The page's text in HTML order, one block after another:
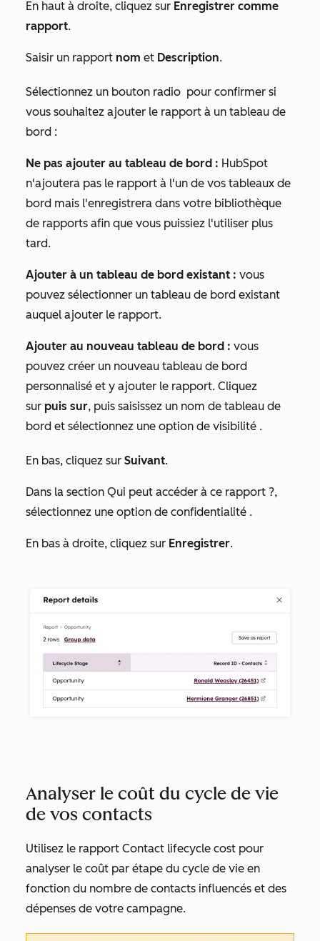
En haut à droite, cliquez sur Enregistrer comme
rapport.
Saisir un rapport nom et Description.
Sélectionnez un bouton radio pour confirmer si
vous souhaitez ajouter le rapport à un tableau de
bord :
Ne pas ajouter au tableau de bord : HubSpot
n'ajoutera pas le rapport à l'un de vos tableaux de
bord mais l'enregistrera dans votre bibliothèque
de rapports afin que vous puissiez l'utiliser plus
tard.
Ajouter à un tableau de bord existant : vous
pouvez sélectionner un tableau de bord existant
auquel ajouter le rapport.
Ajouter au nouveau tableau de bord : vous
pouvez créer un nouveau tableau de bord
personnalisé et y ajouter le rapport. Cliquez
sur puis sur, puis saisissez un nom de tableau de
bord et sélectionnez une option de visibilité .
En bas, cliquez sur Suivant.
Dans la section Qui peut accéder à ce rapport ?,
sélectionnez une option de confidentialité .
En bas à droite, cliquez sur Enregistrer.
Analyser le coût du cycle de vie
de vos contacts
Utilisez le rapport Contact lifecycle cost pour
analyser le coût par étape du cycle de vie en
fonction du nombre de contacts influencés et des
dépenses de votre campagne.